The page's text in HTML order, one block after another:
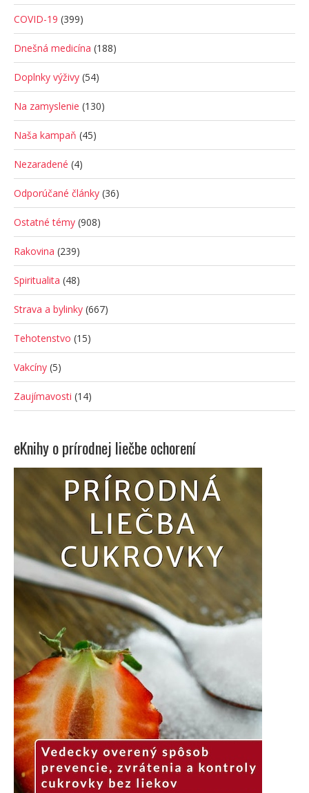
COVID-19 (399)
Dnešná medicína (188)
Doplnky výživy (54)
Na zamyslenie (130)
Naša kampaň (45)
Nezaradené (4)
Odporúčané články (36)
Ostatné témy (908)
Rakovina (239)
Spiritualita (48)
Strava a bylinky (667)
Tehotenstvo (15)
Vakcíny (5)
Zaujímavosti (14)
eKnihy o prírodnej liečbe ochorení